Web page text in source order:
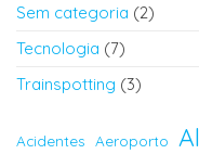
Sem categoria (2)
Tecnologia (7)
Trainspotting (3)
Acidentes Aeroporto